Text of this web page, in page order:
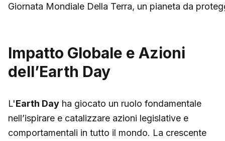
Giornata Mondiale Della Terra, un pianeta da
Impatto Globale e Azioni
dell’Earth Day
L'Earth Day ha giocato un ruolo fondamentale
nell’ispirare e catalizzare azioni legislative e
comportamentali in tutto il mondo. La crescente